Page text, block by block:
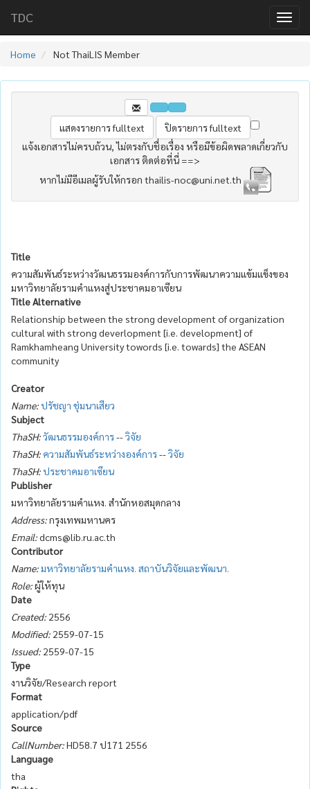
TDC
Home Not ThaiLIS Member
แจ้งเอกสารไม่ครบถ้วน, ไม่ตรงกับชื่อเรื่อง หรือมีข้อผิดพลาดเกี่ยวกับ
เอกสาร ติดต่อที่นี่ ==>
หากไม่มีอีเมลผู้รับให้กรอก thailis-noc@uni.net.th
Title
ความสัมพันธ์ระหว่างวัฒนธรรมองค์การกับการพัฒนาความแข้มแข็งของ
มหาวิทยาลัยรามคำแหงสู่ประชาคมอาเซียน
Title Alternative
Relationship between the strong development of organization
cultural with strong deverlopment [i.e. development] of
Ramkhamheang University towords [i.e. towards] the ASEAN
community
Creator
Name:ปรัชญา ชุ่มนาเสียว
Subject
ThaSH:วัฒนธรรมองค์การ--วิจัย
ThaSH: ความสัมพันธ์ระหว่างองค์การ--วิจัย
ThaSH:ประชาคมอาเซียน
Publisher
มหาวิทยาลัยรามคำแหง. สำนักหอสมุดกลาง
Address:กรุงเทพมหานคร
Email:dcms@lib.ru.ac.th
Contributor
Name:มหาวิทยาลัยรามคำแหง. สถาบันวิจัยและพัฒนา.
Role:ผู้ให้ทุน
Date
Created: 2556
Modified: 2559-07-15
Issued: 2559-07-15
Type
งานวิจัย/Research report
Format
application/pdf
Source
CallNumber:HD58.7 ป171 2556
Language
tha